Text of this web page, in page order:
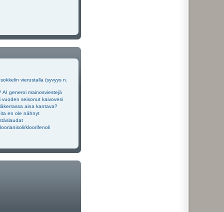
vierustalla (syvyys n.
AI generoi mainosviestejä
vuoden seisonut kaivovesi
aina kantava?
en ole nähnyt
kloorifenoli